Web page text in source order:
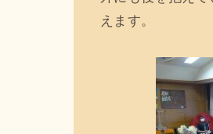
えます。